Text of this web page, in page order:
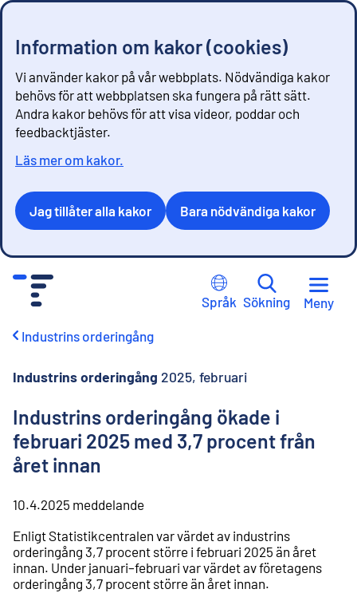
Information om kakor (cookies)
Vi använder kakor på vår webbplats. Nödvändiga kakor
behövs för att webbplatsen ska fungera på rätt sätt.
Andra kakor behövs för att visa videor, poddar och
feedbacktjäster.
Läs mer om kakor.
Jag tillåter alla kakor Bara nödvändiga kakor
Språk Sökning Meny
Industrins orderingång
Industrins orderingång 2025, februari
Industrins orderingång ökade i
februari 2025 med 3,7 procent från
året innan
10.4.2025 meddelande
Enligt Statistikcentralen var värdet av industrins
orderingång 3,7 procent större i februari 2025 än året
innan. Under januari–februari var värdet av företagens
orderingång 3,7 procent större än året innan.